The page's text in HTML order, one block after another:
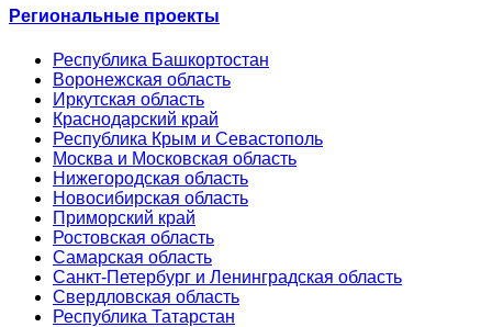
Региональные проекты
Республика Башкортостан
Воронежская область
Иркутская область
Краснодарский край
Республика Крым и Севастополь
Москва и Московская область
Нижегородская область
Новосибирская область
Приморский край
Ростовская область
Самарская область
Санкт-Петербург и Ленинградская область
Свердловская область
Республика Татарстан